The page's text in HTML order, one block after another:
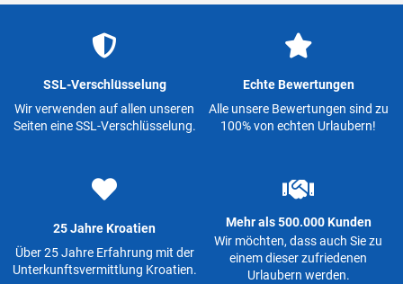
SSL-Verschlüsselung
Wir verwenden auf allen unseren
Seiten eine SSL-Verschlüsselung.
Echte Bewertungen
Alle unsere Bewertungen sind zu
100% von echten Urlaubern!
25 Jahre Kroatien
Über 25 Jahre Erfahrung mit der
Unterkunftsvermittlung Kroatien.
Mehr als 500.000 Kunden
Wir möchten, dass auch Sie zu
einem dieser zufriedenen
Urlaubern werden.